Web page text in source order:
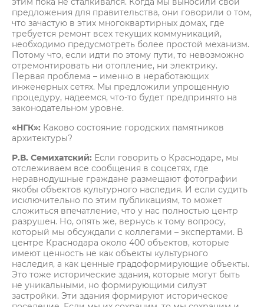
предложения для правительства, они говорили о том,
что зачастую в этих многоквартирных домах, где
требуется ремонт всех текущих коммуникаций,
необходимо предусмотреть более простой механизм.
Потому что, если идти по этому пути, то невозможно
отремонтировать ни отопление, ни электрику.
Первая проблема – именно в неработающих
инженерных сетях. Мы предложили упрощенную
процедуру, надеемся, что-то будет предпринято на
законодательном уровне.
«НГК»: Каково состояние городских памятников
архитектуры?
Р.В. Семихатский: Если говорить о Краснодаре, мы
отслеживаем все сообщения в соцсетях, где
неравнодушные граждане размещают фотографии
якобы объектов культурного наследия. И если судить
исключительно по этим публикациям, то может
сложиться впечатление, что у нас полностью центр
разрушен. Но, опять же, вернусь к тому вопросу,
который мы обсуждали с коллегами – экспертами. В
центре Краснодара около 400 объектов, которые
имеют ценность не как объекты культурного
наследия, а как ценные градоформирующие объекты.
Это тоже исторические здания, которые могут быть
не уникальными, но формирующими силуэт
застройки. Эти здания формируют историческое